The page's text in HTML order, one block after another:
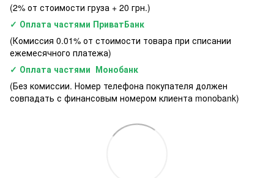
(2% от стоимости груза + 20 грн.)
✓ Оплата частями ПриватБанк
(Комиссия 0.01% от стоимости товара при списании
ежемесячного платежа)
✓ Оплата частями Монобанк
(Без комиссии. Номер телефона покупателя должен
совпадать с финансовым номером клиента monobank)